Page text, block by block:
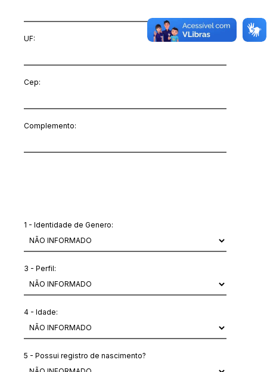
UF:
Cep:
Complemento:
1 - Identidade de Genero:
3 - Perfil:
4 - Idade:
5 - Possui registro de nascimento?